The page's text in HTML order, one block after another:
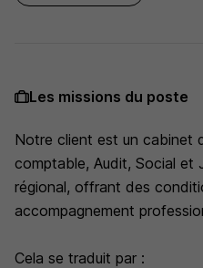
Les missions du poste
Notre client est un cabinet
comptable, Audit, Social et
régional, offrant des
accompagnement
Cela se traduit par :